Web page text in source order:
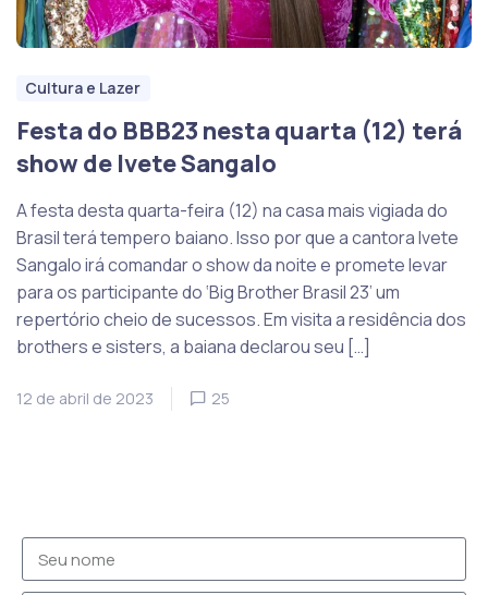
Cultura e Lazer
Festa do BBB23 nesta quarta (12) terá
show de Ivete Sangalo
A festa desta quarta-feira (12) na casa mais vigiada do
Brasil terá tempero baiano. Isso por que a cantora Ivete
Sangalo irá comandar o show da noite e promete levar
para os participante do ‘Big Brother Brasil 23’ um
repertório cheio de sucessos. Em visita a residência dos
brothers e sisters, a baiana declarou seu […]
12 de abril de 2023 25